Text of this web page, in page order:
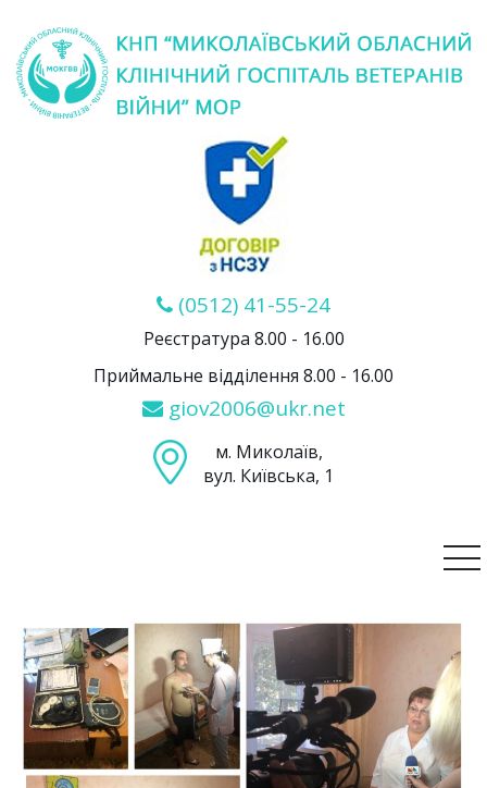
(0512) 41-55-24
Реєстратура 8.00 - 16.00
Приймальне відділення 8.00 - 16.00
giov2006@ukr.net
м. Миколаїв,
вул. Київська, 1